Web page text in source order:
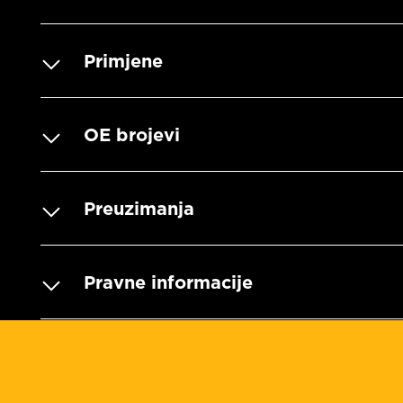
Primjene
OE brojevi
Preuzimanja
Pravne informacije